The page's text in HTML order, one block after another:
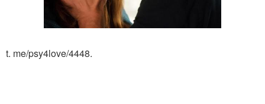
t. me/psy4love/4448.